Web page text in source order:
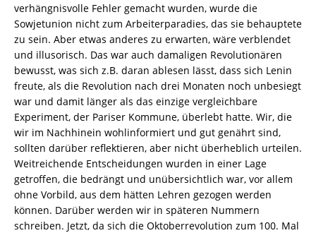
verhängnisvolle Fehler gemacht wurden, wurde die
Sowjetunion nicht zum Arbeiterparadies, das sie behauptete
zu sein. Aber etwas anderes zu erwarten, wäre verblendet
und illusorisch. Das war auch damaligen Revolutionären
bewusst, was sich z.B. daran ablesen lässt, dass sich Lenin
freute, als die Revolution nach drei Monaten noch unbesiegt
war und damit länger als das einzige vergleichbare
Experiment, der Pariser Kommune, überlebt hatte. Wir, die
wir im Nachhinein wohlinformiert und gut genährt sind,
sollten darüber reflektieren, aber nicht überheblich urteilen.
Weitreichende Entscheidungen wurden in einer Lage
getroffen, die bedrängt und unübersichtlich war, vor allem
ohne Vorbild, aus dem hätten Lehren gezogen werden
können. Darüber werden wir in späteren Nummern
schreiben. Jetzt, da sich die Oktoberrevolution zum 100. Mal